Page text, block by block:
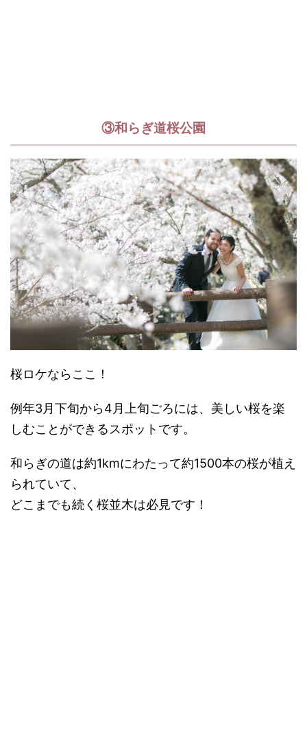
③和らぎ道桜公園
桜ロケならここ！
例年3月下旬から4月上旬ごろには、美しい桜を楽
しむことができるスポットです。
和らぎの道は約1kmにわたって約1500本の桜が植え
られていて、
どこまでも続く桜並木は必見です！